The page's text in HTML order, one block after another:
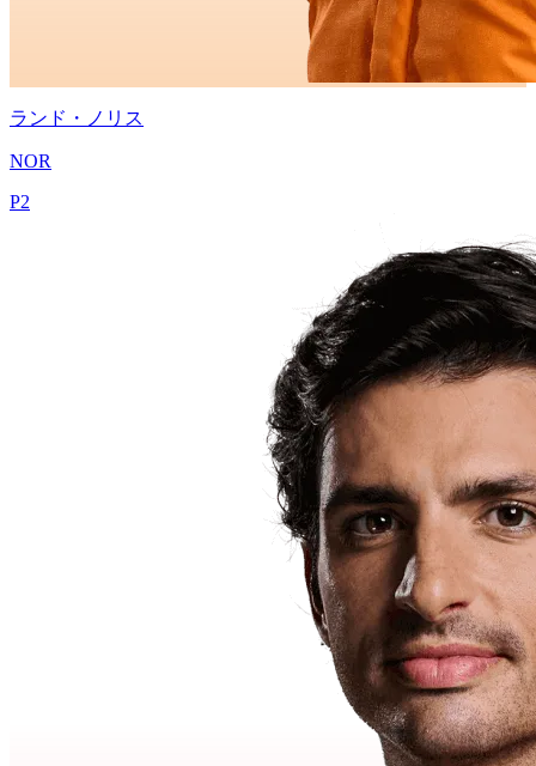
ランド・ノリス
NOR
P2